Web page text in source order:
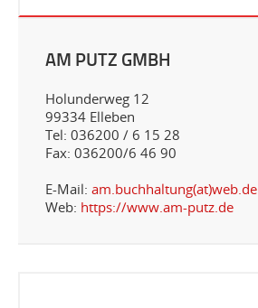
AM PUTZ GMBH
Holunderweg 12
99334 Elleben
Tel: 036200 / 6 15 28
Fax: 036200/6 46 90
E-Mail: am.buchhaltung(at)web.de
Web: https://www.am-putz.de